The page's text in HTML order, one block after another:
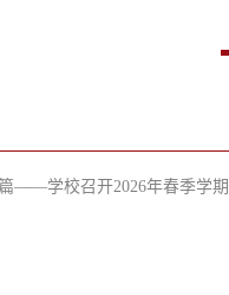
——学校召开2026年春季学